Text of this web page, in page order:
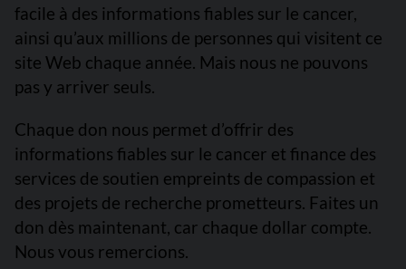
facile à des informations fiables sur le cancer,
ainsi qu’aux millions de personnes qui visitent ce
site Web chaque année. Mais nous ne pouvons
pas y arriver seuls.
Chaque don nous permet d’offrir des
informations fiables sur le cancer et finance des
services de soutien empreints de compassion et
des projets de recherche prometteurs. Faites un
don dès maintenant, car chaque dollar compte.
Nous vous remercions.